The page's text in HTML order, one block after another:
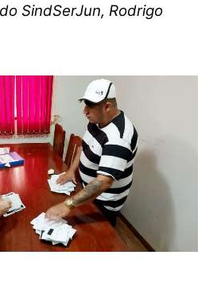
SindSerJun, Rodrigo